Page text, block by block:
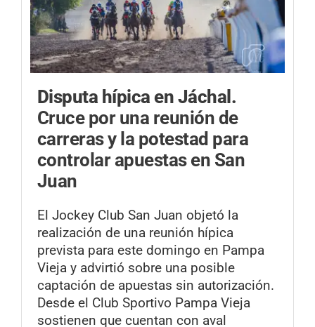
Disputa hípica en Jáchal.
Cruce por una reunión de
carreras y la potestad para
controlar apuestas en San
Juan
El Jockey Club San Juan objetó la
realización de una reunión hípica
prevista para este domingo en Pampa
Vieja y advirtió sobre una posible
captación de apuestas sin autorización.
Desde el Club Sportivo Pampa Vieja
sostienen que cuentan con aval